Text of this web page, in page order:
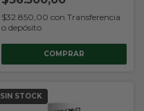
$32.850,00 con Transferencia
o depósito
COMPRAR
SIN STOCK